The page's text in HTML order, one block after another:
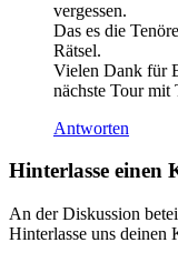
vergessen.
Das es die
Rätsel.
Vielen Dank für
nächste Tour mit
Antworten
Hinterlasse einen
An der Diskussion
Hinterlasse uns deinen